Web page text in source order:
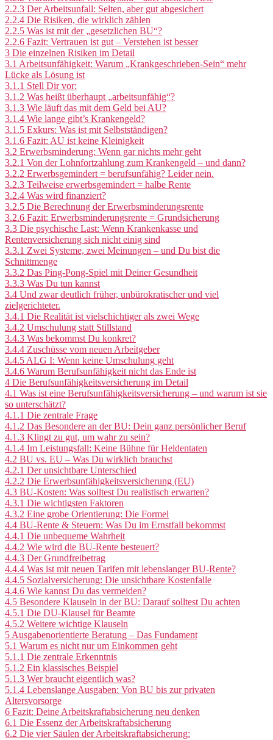
2.2.3 Der Arbeitsunfall: Selten, aber gut abgesichert
2.2.4 Die Risiken, die wirklich zählen
2.2.5 Was ist mit der „gesetzlichen BU“?
2.2.6 Fazit: Vertrauen ist gut – Verstehen ist besser
3 Die einzelnen Risiken im Detail
3.1 Arbeitsunfähigkeit: Warum „Krankgeschrieben-Sein“ mehr
Lücke als Lösung ist
3.1.1 Stell Dir vor:
3.1.2 Was heißt überhaupt „arbeitsunfähig“?
3.1.3 Wie läuft das mit dem Geld bei AU?
3.1.4 Wie lange gibt’s Krankengeld?
3.1.5 Exkurs: Was ist mit Selbstständigen?
3.1.6 Fazit: AU ist keine Kleinigkeit
3.2 Erwerbsminderung: Wenn gar nichts mehr geht
3.2.1 Von der Lohnfortzahlung zum Krankengeld – und dann?
3.2.2 Erwerbsgemindert = berufsunfähig? Leider nein.
3.2.3 Teilweise erwerbsgemindert = halbe Rente
3.2.4 Was wird finanziert?
3.2.5 Die Berechnung der Erwerbsminderungsrente
3.2.6 Fazit: Erwerbsminderungsrente = Grundsicherung
3.3 Die psychische Last: Wenn Krankenkasse und
Rentenversicherung sich nicht einig sind
3.3.1 Zwei Systeme, zwei Meinungen – und Du bist die
Schnittmenge
3.3.2 Das Ping-Pong-Spiel mit Deiner Gesundheit
3.3.3 Was Du tun kannst
3.4 Und zwar deutlich früher, unbürokratischer und viel
zielgerichteter.
3.4.1 Die Realität ist vielschichtiger als zwei Wege
3.4.2 Umschulung statt Stillstand
3.4.3 Was bekommst Du konkret?
3.4.4 Zuschüsse vom neuen Arbeitgeber
3.4.5 ALG I: Wenn keine Umschulung geht
3.4.6 Warum Berufsunfähigkeit nicht das Ende ist
4 Die Berufsunfähigkeitsversicherung im Detail
4.1 Was ist eine Berufsunfähigkeitsversicherung – und warum ist sie
so unterschätzt?
4.1.1 Die zentrale Frage
4.1.2 Das Besondere an der BU: Dein ganz persönlicher Beruf
4.1.3 Klingt zu gut, um wahr zu sein?
4.1.4 Im Leistungsfall: Keine Bühne für Heldentaten
4.2 BU vs. EU – Was Du wirklich brauchst
4.2.1 Der unsichtbare Unterschied
4.2.2 Die Erwerbsunfähigkeitsversicherung (EU)
4.3 BU-Kosten: Was solltest Du realistisch erwarten?
4.3.1 Die wichtigsten Faktoren
4.3.2 Eine grobe Orientierung: Die Formel
4.4 BU-Rente & Steuern: Was Du im Ernstfall bekommst
4.4.1 Die unbequeme Wahrheit
4.4.2 Wie wird die BU-Rente besteuert?
4.4.3 Der Grundfreibetrag
4.4.4 Was ist mit neuen Tarifen mit lebenslanger BU-Rente?
4.4.5 Sozialversicherung: Die unsichtbare Kostenfalle
4.4.6 Wie kannst Du das vermeiden?
4.5 Besondere Klauseln in der BU: Darauf solltest Du achten
4.5.1 Die DU-Klausel für Beamte
4.5.2 Weitere wichtige Klauseln
5 Ausgabenorientierte Beratung – Das Fundament
5.1 Warum es nicht nur um Einkommen geht
5.1.1 Die zentrale Erkenntnis
5.1.2 Ein klassisches Beispiel
5.1.3 Wer braucht eigentlich was?
5.1.4 Lebenslange Ausgaben: Von BU bis zur privaten
Altersvorsorge
6 Fazit: Deine Arbeitskraftabsicherung neu denken
6.1 Die Essenz der Arbeitskraftabsicherung
6.2 Die vier Säulen der Arbeitskraftabsicherung: